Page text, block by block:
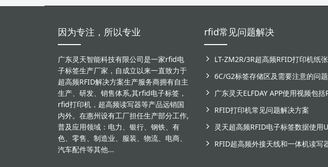
因为专注，所以专业
广东灵天智能科技有限公司是一家rfid电
子标签生产厂家，自成立以来一直致力于
超高频RFID解决方案生产服务商拥有自主
生产、研发、销售体系,其rfid电子标签，
rfid打印机，超高频读写器等产品远销国
内外。在惠州设有工厂担任生产部分工作,
普及应用领域：电力、银行、钢铁、有
色、零售、制造业、服装、物流、电商、
汽车配件等其他...
rfid常见问题解决
6C/G2标签存储区及需要注意的问题
RFID打印机常见问题解决方案